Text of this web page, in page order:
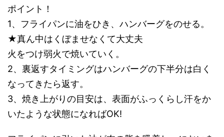
ポイント！
1、フライパンに油をひき、ハンバーグをのせる。
★真ん中はくぼませなくて大丈夫
火をつけ弱火で焼いていく。
2、裏返すタイミングはハンバーグの下半分は白く
なってきたら返す。
3、焼き上がりの目安は、表面がふっくらし汗をか
いたような状態になればOK!